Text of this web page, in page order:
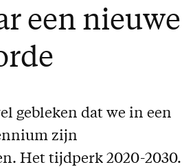
een nieuwe
gebleken dat we in een
zijn
Het tijdperk 2020-2030.